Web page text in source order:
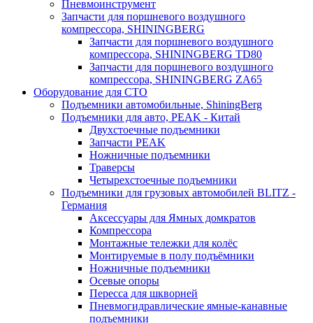
Пневмоинструмент
Запчасти для поршневого воздушного
компрессора, SHININGBERG
Запчасти для поршневого воздушного
компрессора, SHININGBERG TD80
Запчасти для поршневого воздушного
компрессора, SHININGBERG ZA65
Оборудование для СТО
Подъемники автомобильные, ShiningBerg
Подъемники для авто, PEAK - Китай
Двухстоечные подъемники
Запчасти PEAK
Ножничные подъемники
Траверсы
Четырехстоечные подъемники
Подъемники для грузовых автомобилей BLITZ -
Германия
Аксессуары для Ямных домкратов
Компрессора
Монтажные тележки для колёс
Монтируемые в полу подъёмники
Ножничные подъемники
Осевые опоры
Пересса для шкворней
Пневмогидравлические ямные-канавные
подъемники